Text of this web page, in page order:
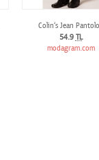
Colin‘s Jean
54.9 TL
modagram.com